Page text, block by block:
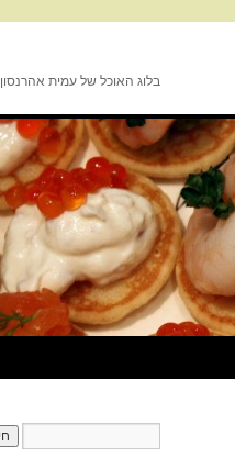
בלוג האוכל של עמית אהרנסון